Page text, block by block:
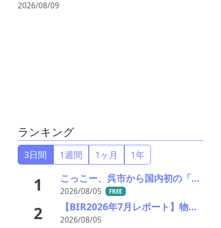
2026/08/09
ランキング
3日間 1週間 1ヶ月 1年
1 こっこー、呉市から国内初の「グリーン水素×資源再生」モデル構築に向けた実証実験を開始
2026/08/05 FREE
2 【BIR2026年7月レポート】物流コスト増がリサイクル市場に影響
2026/08/05